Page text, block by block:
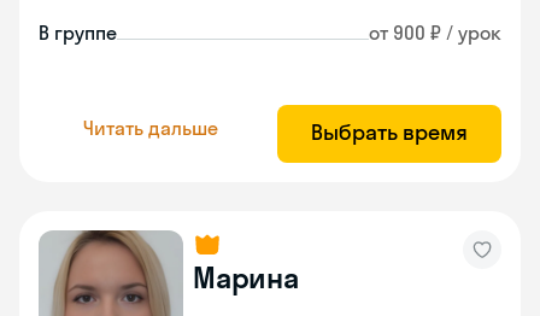
В группе от 900 ₽ / урок
Читать дальше Выбрать время
Марина